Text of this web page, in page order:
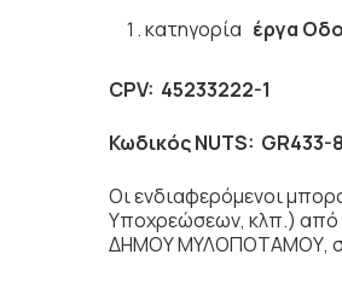
κατηγορία έργα
CPV: 45233222-1
ΚωδικόςNUTS: GR433-
Οι ενδιαφερόμενοι
Υποχρεώσεων, κλπ.)
ΔΗΜΟΥ ΜΥΛΟΠΟΤΑΜΟΥ,